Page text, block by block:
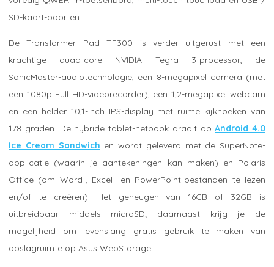
SD-kaart-poorten.
De Transformer Pad TF300 is verder uitgerust met een
krachtige quad-core NVIDIA Tegra 3-processor, de
SonicMaster-audiotechnologie, een 8-megapixel camera (met
een 1080p Full HD-videorecorder), een 1,2-megapixel webcam
en een helder 10,1-inch IPS-display met ruime kijkhoeken van
178 graden. De hybride tablet-netbook draait opAndroid 4.0
Ice Cream Sandwich en wordt geleverd met de SuperNote-
applicatie (waarin je aantekeningen kan maken) en Polaris
Office (om Word-, Excel- en PowerPoint-bestanden te lezen
en/of te creëren). Het geheugen van 16GB of 32GB is
uitbreidbaar middels microSD; daarnaast krijg je de
mogelijheid om levenslang gratis gebruik te maken van
opslagruimte op Asus WebStorage.